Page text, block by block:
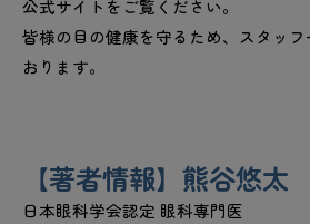
公式サイトをご覧ください。
皆様の目の健康を守るため、スタッ
おります。
【著者情報】熊谷悠太
日本眼科学会認定 眼科専門医